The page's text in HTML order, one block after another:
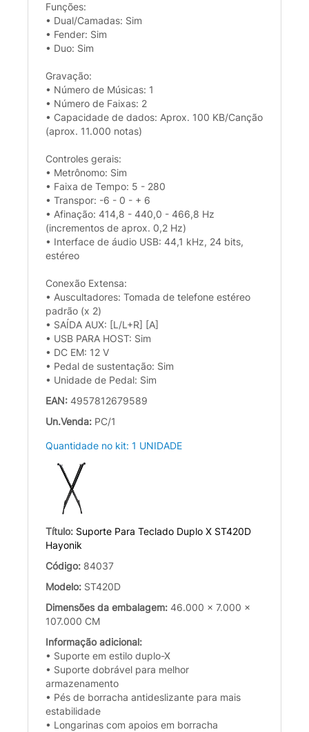
Funções:
• Dual/Camadas: Sim
• Fender: Sim
• Duo: Sim
Gravação:
• Número de Músicas: 1
• Número de Faixas: 2
• Capacidade de dados: Aprox. 100 KB/Canção
(aprox. 11.000 notas)
Controles gerais:
• Metrônomo: Sim
• Faixa de Tempo: 5 - 280
• Transpor: -6 - 0 - + 6
• Afinação: 414,8 - 440,0 - 466,8 Hz
(incrementos de aprox. 0,2 Hz)
• Interface de áudio USB: 44,1 kHz, 24 bits,
estéreo
Conexão Extensa:
• Auscultadores: Tomada de telefone estéreo
padrão (x 2)
• SAÍDA AUX: [L/L+R] [A]
• USB PARA HOST: Sim
• DC EM: 12 V
• Pedal de sustentação: Sim
• Unidade de Pedal: Sim
EAN: 4957812679589
Un.Venda: PC/1
Quantidade no kit: 1 UNIDADE
Título: Suporte Para Teclado Duplo X ST420D
Hayonik
Código: 84037
Modelo: ST420D
Dimensões da embalagem: 46.000 x 7.000 x
107.000 CM
Informação adicional:
• Suporte em estilo duplo-X
• Suporte dobrável para melhor
armazenamento
• Pés de borracha antideslizante para mais
estabilidade
• Longarinas com apoios em borracha